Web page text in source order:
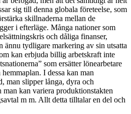
sig till denna globala företeelse, som
skillnaderna mellan de
i efterläge. Många nationer som
och dåliga finanser,
ännu tydligare markering av sin utsatta
kan erbjuda billig arbetskraft inte
som ersätter lönearbetare
I dessa kan man
man slipper långa, dyra och
kan variera produktionstakten
m m. Allt detta tilltalar en del och